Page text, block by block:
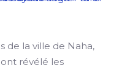
de la ville de Naha,
révélé les